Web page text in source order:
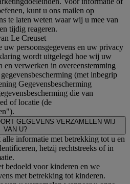
kunt u ons mailen op
te laten weten waar wij u mee van
tijdig reageren.
Le Creuset
uw persoonsgegevens en uw privacy
wordt uitgelegd hoe wij uw
en verwerken in overeenstemming
(met inbegrip
Gegevensbescherming
die van
of locatie (de
GEGEVENS VERZAMELEN WIJ
VAN U?
alle informatie met betrekking tot u en
hetzij rechtstreeks of in
bedoeld voor kinderen en we
met betrekking tot kinderen.